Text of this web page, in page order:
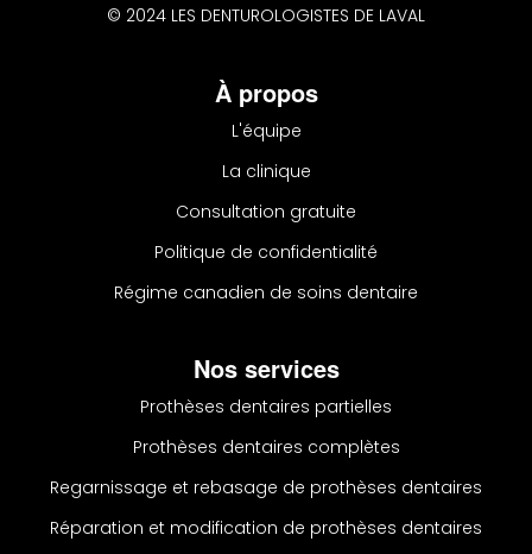
© 2024 LES DENTUROLOGISTES DE LAVAL
À propos
L'équipe
La clinique
Consultation gratuite
Politique de confidentialité
Régime canadien de soins dentaire
Nos services
Prothèses dentaires partielles
Prothèses dentaires complètes
Regarnissage et rebasage de prothèses dentaires
Réparation et modification de prothèses dentaires